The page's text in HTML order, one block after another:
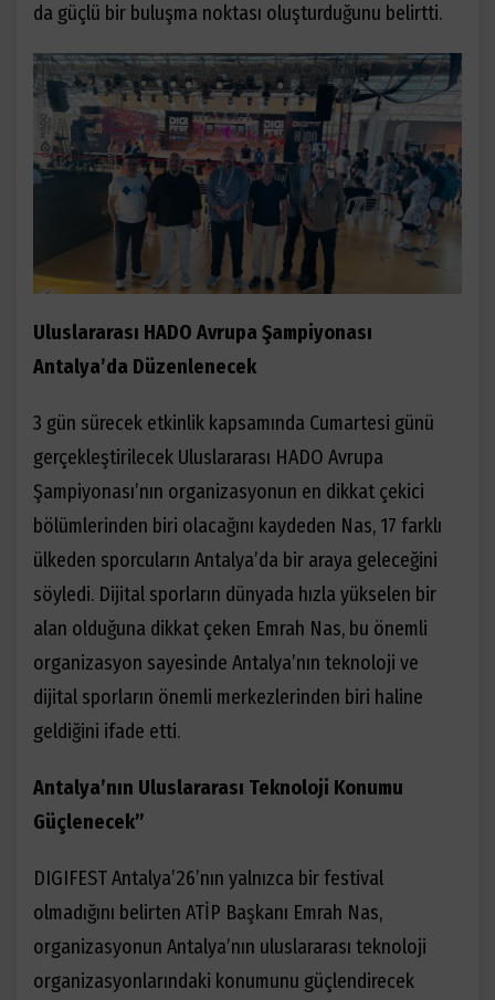
da güçlü bir buluşma noktası oluşturduğunu belirtti.
Uluslararası HADO Avrupa Şampiyonası
Antalya’da Düzenlenecek
3 gün sürecek etkinlik kapsamında Cumartesi günü
gerçekleştirilecek Uluslararası HADO Avrupa
Şampiyonası’nın organizasyonun en dikkat çekici
bölümlerinden biri olacağını kaydeden Nas, 17 farklı
ülkeden sporcuların Antalya’da bir araya geleceğini
söyledi. Dijital sporların dünyada hızla yükselen bir
alan olduğuna dikkat çeken Emrah Nas, bu önemli
organizasyon sayesinde Antalya’nın teknoloji ve
dijital sporların önemli merkezlerinden biri haline
geldiğini ifade etti.
Antalya’nın Uluslararası Teknoloji Konumu
Güçlenecek”
DIGIFEST Antalya’26’nın yalnızca bir festival
olmadığını belirten ATİP Başkanı Emrah Nas,
organizasyonun Antalya’nın uluslararası teknoloji
organizasyonlarındaki konumunu güçlendirecek